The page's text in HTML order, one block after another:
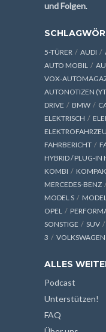
und Folgen.
5-TÜRER AUDI
AUTO MOBIL
VOX-
AUTONOTIZEN
DRIVE
BMW
ELEKTRISCH
FAHRBERICHT
HYBRID / PLUG-IN
KOMBI
MERCEDES-BENZ
MODEL S
OPEL
SONSTIGE
SUV
3
VOLKSWAGEN
ALLES
Podcast
Unterstützen!
FAQ